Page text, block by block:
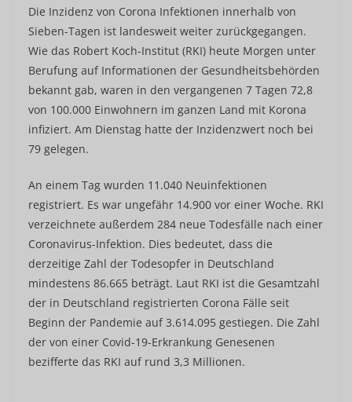
Die Inzidenz von Corona Infektionen innerhalb von
Sieben-Tagen ist landesweit weiter zurückgegangen.
Wie das Robert Koch-Institut (RKI) heute Morgen unter
Berufung auf Informationen der Gesundheitsbehörden
bekannt gab, waren in den vergangenen 7 Tagen 72,8
von 100.000 Einwohnern im ganzen Land mit Korona
infiziert. Am Dienstag hatte der Inzidenzwert noch bei
79 gelegen.
An einem Tag wurden 11.040 Neuinfektionen
registriert. Es war ungefähr 14.900 vor einer Woche. RKI
verzeichnete außerdem 284 neue Todesfälle nach einer
Coronavirus-Infektion. Dies bedeutet, dass die
derzeitige Zahl der Todesopfer in Deutschland
mindestens 86.665 beträgt. Laut RKI ist die Gesamtzahl
der in Deutschland registrierten Corona Fälle seit
Beginn der Pandemie auf 3.614.095 gestiegen. Die Zahl
der von einer Covid-19-Erkrankung Genesenen
bezifferte das RKI auf rund 3,3 Millionen.